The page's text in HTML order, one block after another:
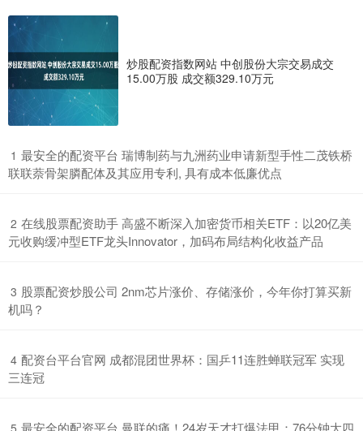
炒股配资指数网站 中创股份大宗交易成交
15.00万股 成交额329.10万元
1 ​最安全的配资平台 瑞博制药与九洲药业申请新型手性二茂铁桥
联联萘骨架膦配体及其应用专利, 具有成本低廉优点
2 ​在线股票配资助手 高盛不断深入加密货币相关ETF：以20亿美
元收购缓冲型ETF龙头Innovator，加码布局结构化收益产品
3 ​股票配资炒股公司 2nm芯片涨价、存储涨价，今年你打算买新
机吗？
4 ​配资台平台官网 成都混团世界杯：国乒11连胜蝉联冠军 实现
三连冠
5 ​最安全的配资平台 曼联的痛！24岁天才打爆法甲：76分钟大四